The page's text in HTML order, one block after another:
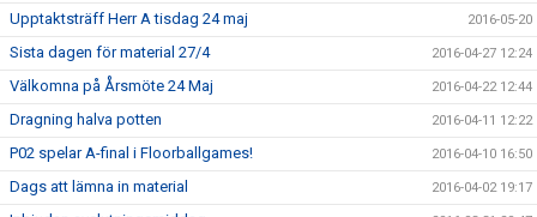
Upptaktsträff Herr A tisdag 24 maj 2016-05-20
Sista dagen för material 27/4 2016-04-27 12:24
Välkomna på Årsmöte 24 Maj 2016-04-22 12:44
Dragning halva potten 2016-04-11 12:22
P02 spelar A-final i Floorballgames! 2016-04-10 16:50
Dags att lämna in material 2016-04-02 19:17